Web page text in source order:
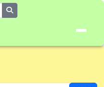
民小學全球資